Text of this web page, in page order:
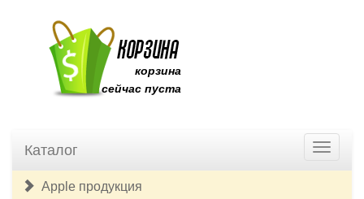
корзина
сейчас пуста
Каталог
Apple продукция